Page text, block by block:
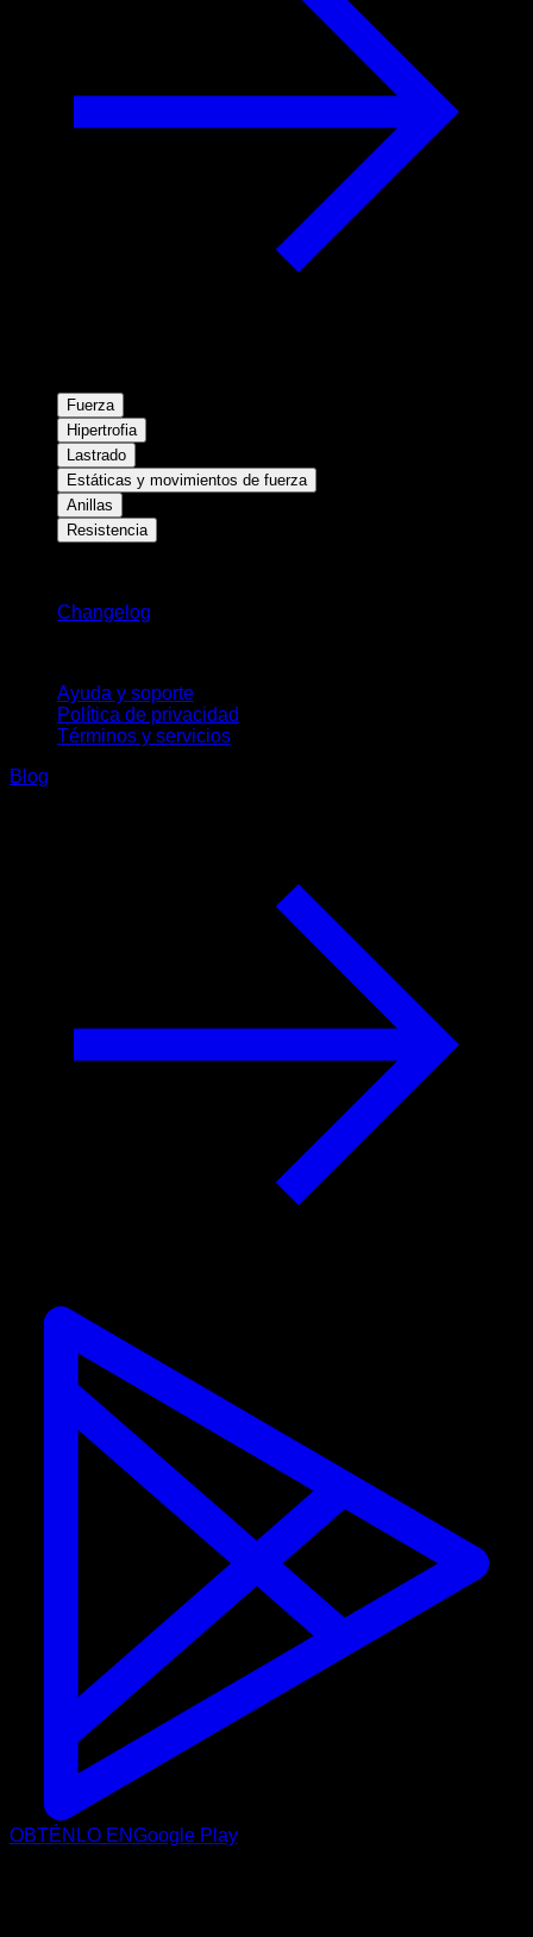
Fuerza
Hipertrofia
Lastrado
Estáticas y movimientos de fuerza
Anillas
Resistencia
Changelog
Ayuda y soporte
Política de privacidad
Términos y servicios
Blog
OBTÉNLO ENGoogle Play